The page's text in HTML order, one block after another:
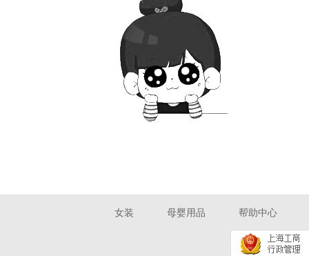
女装 母婴用品 帮助中心